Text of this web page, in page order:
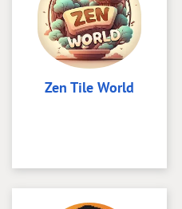
Zen Tile World